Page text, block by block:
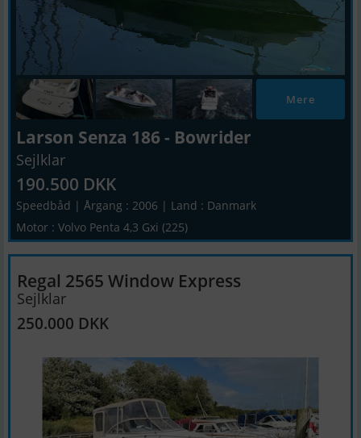
Mere
Larson Senza 186 - Bowrider
Sejlklar
190.500 DKK
Speedbåd | Årgang : 2006 | Land : Danmark
Motor : Volvo Penta 4,3 Gxi (225)
Regal 2565 Window Express
Sejlklar
250.000 DKK